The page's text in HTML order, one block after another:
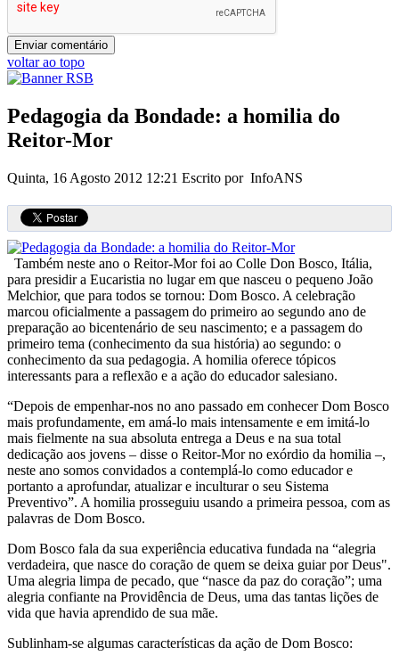
voltar ao topo
Pedagogia da Bondade: a homilia do
Reitor-Mor
Quinta, 16 Agosto 2012 12:21 Escrito por InfoANS
Também neste ano o Reitor-Mor foi ao Colle Don Bosco, Itália,
para presidir a Eucaristia no lugar em que nasceu o pequeno João
Melchior, que para todos se tornou: Dom Bosco. A celebração
marcou oficialmente a passagem do primeiro ao segundo ano de
preparação ao bicentenário de seu nascimento; e a passagem do
primeiro tema (conhecimento da sua história) ao segundo: o
conhecimento da sua pedagogia. A homilia oferece tópicos
interessants para a reflexão e a ação do educador salesiano.
“Depois de empenhar-nos no ano passado em conhecer Dom Bosco
mais profundamente, em amá-lo mais intensamente e em imitá-lo
mais fielmente na sua absoluta entrega a Deus e na sua total
dedicação aos jovens – disse o Reitor-Mor no exórdio da homilia –,
neste ano somos convidados a contemplá-lo como educador e
portanto a aprofundar, atualizar e inculturar o seu Sistema
Preventivo”. A homilia prosseguiu usando a primeira pessoa, com as
palavras de Dom Bosco.
Dom Bosco fala da sua experiência educativa fundada na “alegria
verdadeira, que nasce do coração de quem se deixa guiar por Deus".
Uma alegria limpa de pecado, que “nasce da paz do coração”; uma
alegria confiante na Providência de Deus, uma das tantas lições de
vida que havia aprendido de sua mãe.
Sublinham-se algumas características da ação de Dom Bosco: